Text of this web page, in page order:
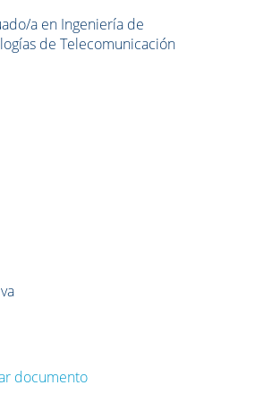
a en Ingeniería de
de Telecomunicación
documento